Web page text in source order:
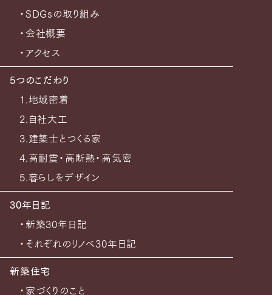
・SDGsの取り組み
・会社概要
・アクセス
5つのこだわり
1.地域密着
2.自社大工
3.建築士とつくる家
4.高耐震・高断熱・高気密
5.暮らしをデザイン
30年日記
・新築30年日記
・それぞれのリノベ30年日記
新築住宅
・家づくりのこと